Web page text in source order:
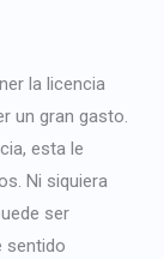
la licencia
un gran gasto.
esta le
Ni siquiera
ser
sentido